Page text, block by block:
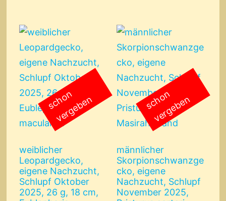
weiblicher
Leopardgecko,
eigene Nachzucht,
Schlupf Oktober
2025, 26 g, 18 cm,
s
c
h
o
n
v
e
r
g
e
b
e
n
männlicher
Skorpionschwanzge
cko, eigene
Nachzucht, Schlupf
November 2025,
s
c
h
o
n
v
e
r
g
e
b
e
n